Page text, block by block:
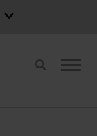
Toggle